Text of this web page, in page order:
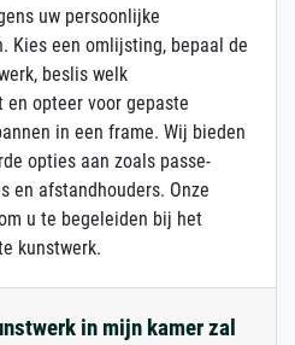
uw persoonlijke
Kies een omlijsting, bepaal de
beslis welk
opteer voor gepaste
in een frame. Wij bieden
opties aan zoals passe-
en afstandhouders. Onze
u te begeleiden bij het
kunstwerk.
in mijn kamer zal